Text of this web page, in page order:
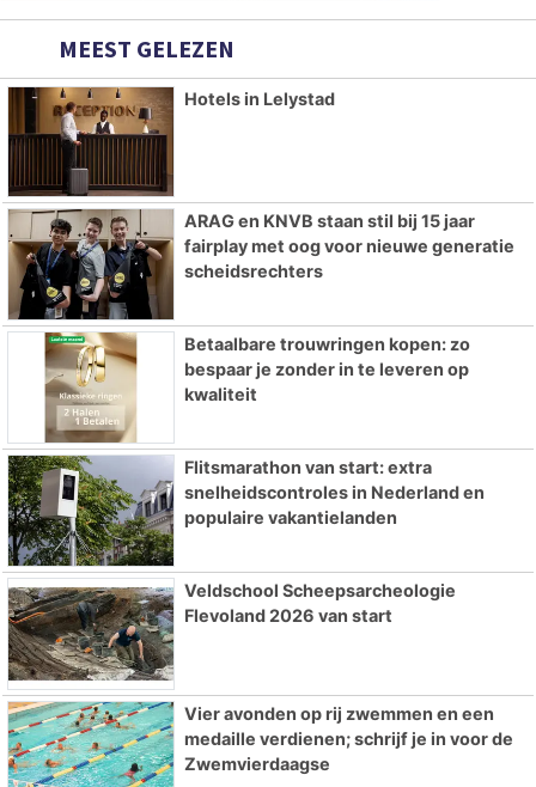
MEEST GELEZEN
Hotels in Lelystad
ARAG en KNVB staan stil bij 15 jaar
fairplay met oog voor nieuwe generatie
scheidsrechters
Betaalbare trouwringen kopen: zo
bespaar je zonder in te leveren op
kwaliteit
Flitsmarathon van start: extra
snelheidscontroles in Nederland en
populaire vakantielanden
Veldschool Scheepsarcheologie
Flevoland 2026 van start
Vier avonden op rij zwemmen en een
medaille verdienen; schrijf je in voor de
Zwemvierdaagse